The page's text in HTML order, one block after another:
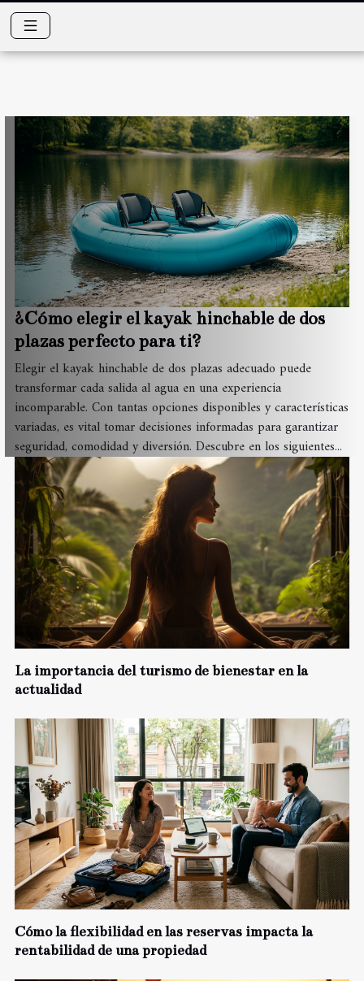
¿Cómo elegir el kayak hinchable de dos
plazas perfecto para ti?
Elegir el kayak hinchable de dos plazas adecuado puede
transformar cada salida al agua en una experiencia
incomparable. Con tantas opciones disponibles y características
variadas, es vital tomar decisiones informadas para garantizar
seguridad, comodidad y diversión. Descubre en los siguientes...
La importancia del turismo de bienestar en la
actualidad
Cómo la flexibilidad en las reservas impacta la
rentabilidad de una propiedad